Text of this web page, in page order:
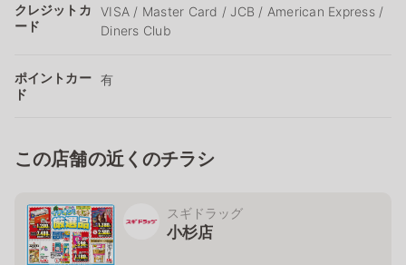
クレジットカ
ード
VISA / Master Card / JCB / American Express /
Diners Club
ポイントカー
ド
有
この店舗の近くのチラシ
スギドラッグ
小杉店